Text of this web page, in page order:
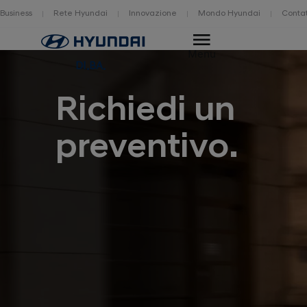
Business Rete Hyundai Innovazione Mondo Hyundai
Home
DI.BA.
Menu
Richiedi un
preventivo.